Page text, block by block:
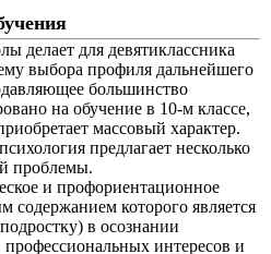
делает для девятиклассника
выбора профиля дальнейшего
большинство
на обучение в 10-м классе,
массовый характер.
предлагает несколько
проблемы.
и профориентационное
содержанием которого является
в осознании
интересов и